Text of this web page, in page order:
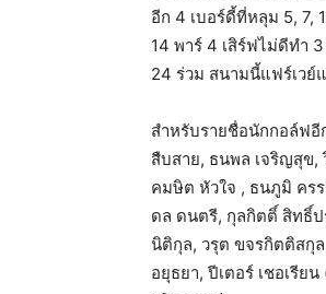
อีก 4 เบอร์ดี้ที่หลุม 5, 7,
14 พาร์ 4 เสิร์ฟไม่ดีทำ
24 ร่วม สนามนี้แฟร์เว
สำหรับรายชื่อนักกอล์ฟ
สืบสาย, ธนพล เจริญสุข,
คมษิต หัวใจ , ธนภูมิ คร
ดล ดนตรี, กุลกิตติ์ สิทธิ์ป
นิติกุล, วรุต ขจรกิตติสกุ
อยุธยา, ปีเตอร์ เชอเรีย